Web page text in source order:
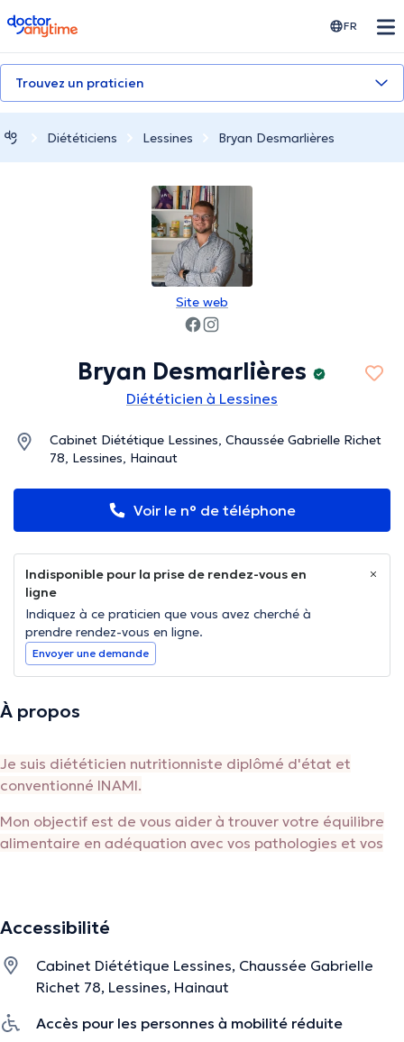
doctoranytime FR
Trouvez un praticien
Diététiciens Lessines Bryan Desmarlières
Site web
Bryan Desmarlières
Diététicien à Lessines
Cabinet Diététique Lessines, Chaussée Gabrielle Richet
78, Lessines, Hainaut
Voir le n° de téléphone
Indisponible pour la prise de rendez-vous en
ligne
Indiquez à ce praticien que vous avez cherché à
prendre rendez-vous en ligne.
Envoyer une demande
À propos
Je suis diététicien nutritionniste diplômé d'état et
conventionné INAMI.
Mon objectif est de vous aider à trouver votre équilibre
alimentaire en adéquation avec vos pathologies et vos
meilleures astuces et conseils en lien avec l'alimentation.
Si vous des questions, n'hésitez pas à me contacter.
La description a été éditée par l'équipe de Doctoranytime et se base sur des
Accessibilité
Cabinet Diététique Lessines, Chaussée Gabrielle
Richet 78, Lessines, Hainaut
Accès pour les personnes à mobilité réduite